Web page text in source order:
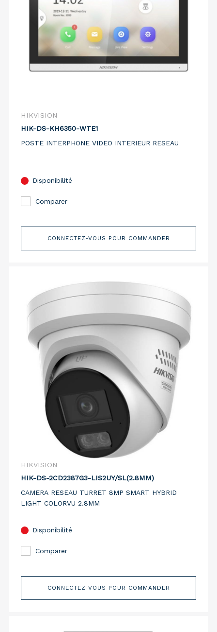
HIKVISION
HIK-DS-KH6350-WTE1
POSTE INTERPHONE VIDEO INTERIEUR RESEAU
Disponibilité
Comparer
CONNECTEZ-VOUS POUR COMMANDER
HIKVISION
HIK-DS-2CD2387G3-LIS2UY/SL(2.8MM)
CAMERA RESEAU TURRET 8MP SMART HYBRID
LIGHT COLORVU 2.8MM
Disponibilité
Comparer
CONNECTEZ-VOUS POUR COMMANDER